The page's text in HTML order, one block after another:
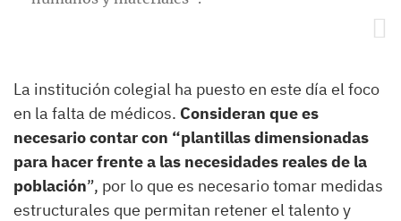
La institución colegial ha puesto en este día el foco
en la falta de médicos. Consideran que es
necesario contar con “plantillas dimensionadas
para hacer frente a las necesidades reales de la
población”, por lo que es necesario tomar medidas
estructurales que permitan retener el talento y